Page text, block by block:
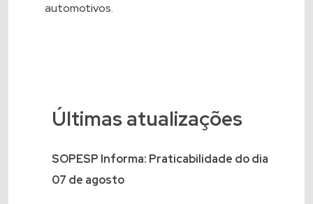
automotivos.
Últimas atualizações
SOPESP Informa: Praticabilidade do dia
07 de agosto